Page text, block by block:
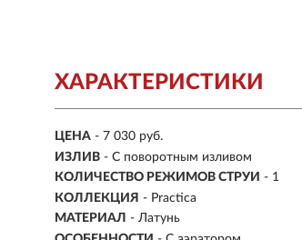
ХАРАКТЕРИСТИКИ
ЦЕНА - 7 030 руб.
ИЗЛИВ - С поворотным изливом
КОЛИЧЕСТВО РЕЖИМОВ СТРУИ - 1
КОЛЛЕКЦИЯ - Practica
МАТЕРИАЛ - Латунь